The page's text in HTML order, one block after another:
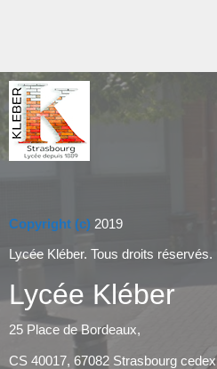
Copyright (c) 2019
Lycée Kléber. Tous droits réservés.
Lycée Kléber
25 Place de Bordeaux,
CS 40017, 67082 Strasbourg cedex